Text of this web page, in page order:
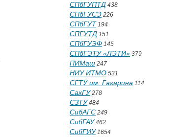
СПбГУПТД 438
СПбГУСЭ 226
СПбГУТ 194
СПГУТД 151
СПбГУЭФ 145
СПбГЭТУ «ЛЭТИ» 379
ПИМаш 247
НИУ ИТМО 531
СГТУ им. Гагарина 114
СахГУ278
СЗТУ484
СибАГС 249
СибГАУ462
СибГИУ1654